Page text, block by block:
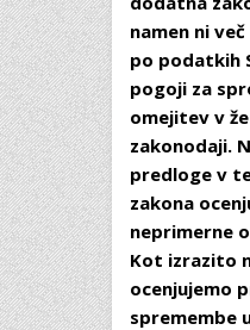
namen ni
po podatkih
pogoji za
omejitev v
zakonodaji.
predloge v
zakona
neprimerne
Kot izrazito
ocenjujemo
spremembe